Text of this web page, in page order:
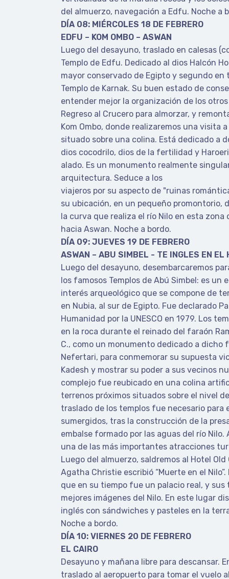
del almuerzo, navegación a Edfu. Noche a
DÍA 08: MIÉRCOLES 18 DE FEBRERO
EDFU – KOM OMBO – ASWAN
Luego del desayuno, traslado en calesas
Templo de Edfu. Dedicado al dios Halcón
mayor conservado de Egipto y segundo en
Templo de Karnak. Su buen estado de
entender mejor la organización de los
Regreso al Crucero para almorzar, y
Kom Ombo, donde realizaremos una visita
situado sobre una colina. Está dedicado a
dios cocodrilo, dios de la fertilidad y
alado. Es un monumento realmente
arquitectura. Seduce a los
viajeros por su aspecto de "ruinas
su ubicación, en un pequeño promontorio,
la curva que realiza el río Nilo en esta zona
hacia Aswan. Noche a bordo.
DÍA 09: JUEVES 19 DE FEBRERO
ASWAN – ABU SIMBEL - TE INGLES EN EL
Luego del desayuno, desembarcaremos
los famosos Templos de Abú Simbel: es un
interés arqueológico que se compone de
en Nubia, al sur de Egipto. Fue declarado
Humanidad por la UNESCO en 1979. Los
en la roca durante el reinado del faraón
C., como un monumento dedicado a dicho
Nefertari, para conmemorar su supuesta
Kadesh y mostrar su poder a sus vecinos
complejo fue reubicado en una colina
terrenos próximos situados sobre el nivel
traslado de los templos fue necesario para
sumergidos, tras la construcción de la
embalse formado por las aguas del río Nilo.
una de las más importantes atracciones
Luego del almuerzo, saldremos al Hotel
Agatha Christie escribió “Muerte en el
que en su tiempo fue un palacio real, y sus
mejores imágenes del Nilo. En este lugar
inglés con sándwiches y pasteles en la
Noche a bordo.
DÍA 10: VIERNES 20 DE FEBRERO
EL CAIRO
Desayuno y mañana libre para descansar.
traslado al aeropuerto para tomar el vuelo